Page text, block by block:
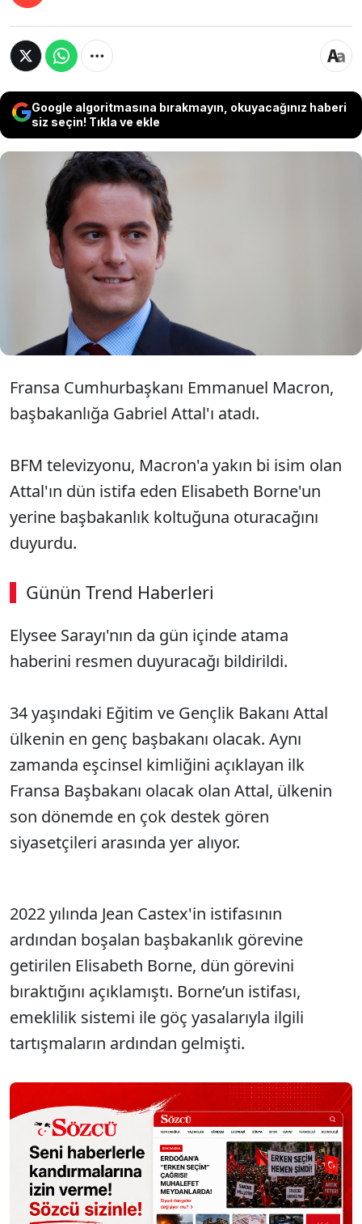
Google algoritmasına bırakmayın, okuyacağınız haberi
siz seçin! Tıkla ve ekle
34 yaşındaki Eğitim ve Gençlik
Bakanı Gabriel Attal ülkenin en
genç başbakanı olacak.
Fransa Cumhurbaşkanı Emmanuel Macron,
başbakanlığa Gabriel Attal'ı atadı.
BFM televizyonu, Macron'a yakın bi isim olan
Attal'ın dün istifa eden Elisabeth Borne'un
yerine başbakanlık koltuğuna oturacağını
duyurdu.
Günün Trend Haberleri
Elysee Sarayı'nın da gün içinde atama
haberini resmen duyuracağı bildirildi.
34 yaşındaki Eğitim ve Gençlik Bakanı Attal
ülkenin en genç başbakanı olacak. Aynı
zamanda eşcinsel kimliğini açıklayan ilk
Fransa Başbakanı olacak olan Attal, ülkenin
son dönemde en çok destek gören
siyasetçileri arasında yer alıyor.
2022 yılında Jean Castex'in istifasının
ardından boşalan başbakanlık görevine
getirilen Elisabeth Borne, dün görevini
bıraktığını açıklamıştı. Borne’un istifası,
emeklilik sistemi ile göç yasalarıyla ilgili
tartışmaların ardından gelmişti.